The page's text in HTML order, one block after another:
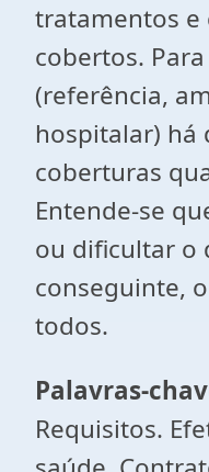
tratamentos e
cobertos.
(referência,
hospitalar) há
coberturas
Entende-se
ou dificultar o
conseguinte,
todos.
Palavras-
Requisitos.